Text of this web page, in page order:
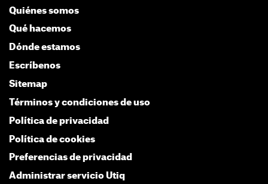
Quiénes somos
Qué hacemos
Dónde estamos
Escríbenos
Sitemap
Términos y condiciones de uso
Política de privacidad
Política de cookies
Preferencias de privacidad
Administrar servicio Utiq